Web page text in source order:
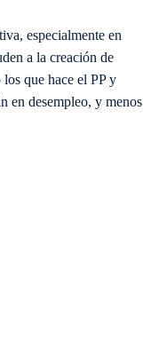
especialmente en
a la creación de
que hace el PP y
en desempleo, y menos